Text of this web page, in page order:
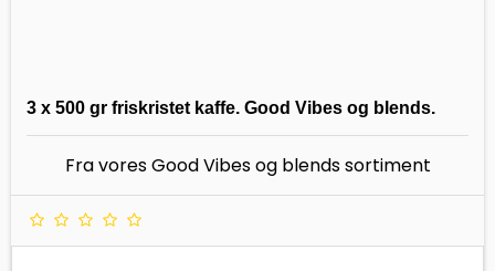
3 x 500 gr friskristet kaffe. Good Vibes og blends.
Fra vores Good Vibes og blends sortiment